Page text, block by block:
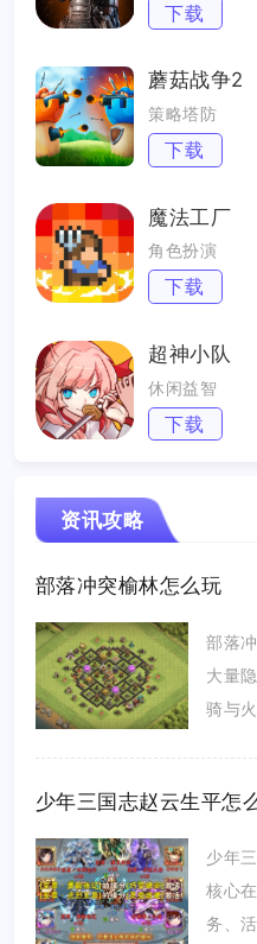
下载
蘑菇战争2
策略塔防
下载
魔法工厂
角色扮演
下载
超神小队
休闲益智
下载
资讯攻略
部落冲突榆林怎么玩
部落
大量
骑与
少年三国志赵云生平怎
少年
核心
务、